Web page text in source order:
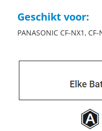
Geschikt voor:
PANASONIC CF-NX1, CF-